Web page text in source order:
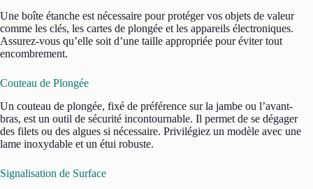
Une boîte étanche est nécessaire pour protéger vos objets de valeur
comme les clés, les cartes de plongée et les appareils électroniques.
Assurez-vous qu’elle soit d’une taille appropriée pour éviter tout
encombrement.
Couteau de Plongée
Un couteau de plongée, fixé de préférence sur la jambe ou l’avant-
bras, est un outil de sécurité incontournable. Il permet de se dégager
des filets ou des algues si nécessaire. Privilégiez un modèle avec une
lame inoxydable et un étui robuste.
Signalisation de Surface